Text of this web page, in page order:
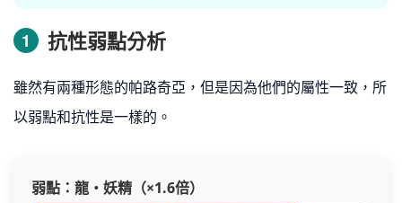
1 抗性弱點分析
雖然有兩種形態的帕路奇亞，但是因為他們的屬性一致，所
以弱點和抗性是一樣的。
弱點：龍・妖精（×1.6倍）